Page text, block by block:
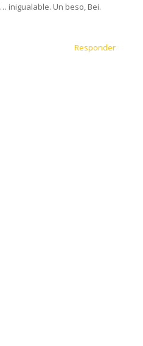
inigualable. Un beso, Bei.
Responder